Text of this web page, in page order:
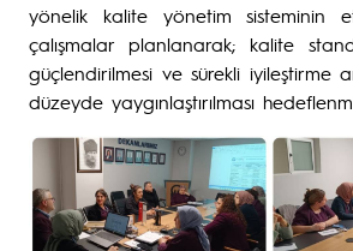
yönelik kalite yönetim sisteminin
çalışmalar planlanarak; kalite
güçlendirilmesi ve sürekli iyileştirme
düzeyde yaygınlaştırılması